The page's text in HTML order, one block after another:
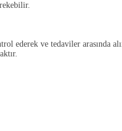
ederek ve tedaviler arasında